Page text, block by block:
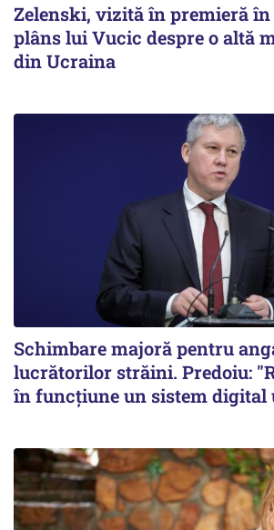
Zelenski, vizită în premieră în
plâns lui Vucic despre o altă
din Ucraina
Schimbare majoră pentru
lucrătorilor străini. Predoiu:
în funcțiune un sistem digital